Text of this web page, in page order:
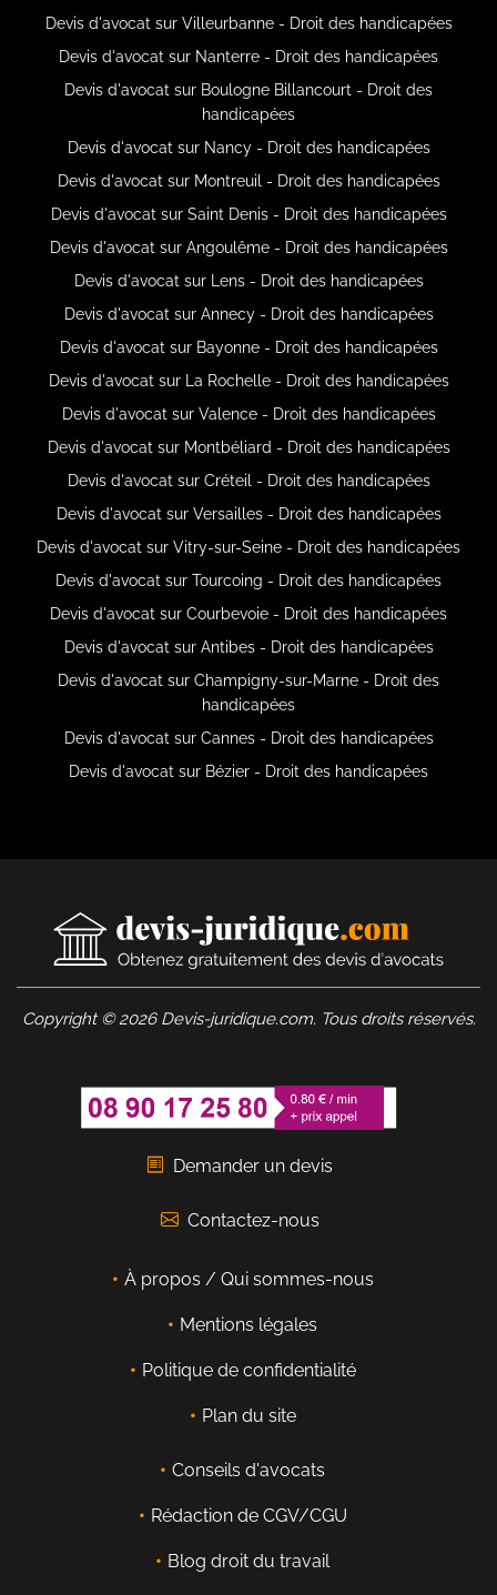
Devis d'avocat sur Villeurbanne - Droit des handicapées
Devis d'avocat sur Nanterre - Droit des handicapées
Devis d'avocat sur Boulogne Billancourt - Droit des
handicapées
Devis d'avocat sur Nancy - Droit des handicapées
Devis d'avocat sur Montreuil - Droit des handicapées
Devis d'avocat sur Saint Denis - Droit des handicapées
Devis d'avocat sur Angoulême - Droit des handicapées
Devis d'avocat sur Lens - Droit des handicapées
Devis d'avocat sur Annecy - Droit des handicapées
Devis d'avocat sur Bayonne - Droit des handicapées
Devis d'avocat sur La Rochelle - Droit des handicapées
Devis d'avocat sur Valence - Droit des handicapées
Devis d'avocat sur Montbéliard - Droit des handicapées
Devis d'avocat sur Créteil - Droit des handicapées
Devis d'avocat sur Versailles - Droit des handicapées
Devis d'avocat sur Vitry-sur-Seine - Droit des handicapées
Devis d'avocat sur Tourcoing - Droit des handicapées
Devis d'avocat sur Courbevoie - Droit des handicapées
Devis d'avocat sur Antibes - Droit des handicapées
Devis d'avocat sur Champigny-sur-Marne - Droit des
handicapées
Devis d'avocat sur Cannes - Droit des handicapées
Devis d'avocat sur Bézier - Droit des handicapées
Copyright © 2026 Devis-juridique.com. Tous droits réservés.
Demander un devis
Contactez-nous
À propos / Qui sommes-nous
Mentions légales
Politique de confidentialité
Plan du site
Conseils d'avocats
Rédaction de CGV/CGU
Blog droit du travail